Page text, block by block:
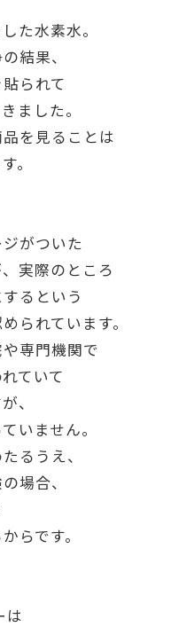
た水素水。
結果、
られて
ました。
を見ることは
。
がついた
実際のところ
るという
られています。
専門機関で
ていて
、
いません。
るうえ、
場合、
らです。
は